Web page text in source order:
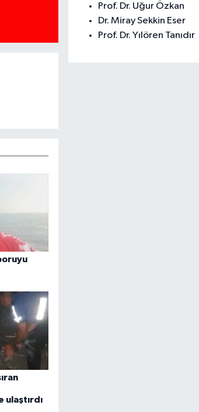
ulaştırdı
Prof. Dr. Uğur Özkan
Dr. Miray Sekkin Eser
Prof. Dr. Yılören Tanıdır